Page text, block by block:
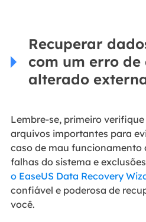
Recuperar
com um erro
alterado
Lembre-se, primeiro verifique
arquivos importantes para
caso de mau funcionamento
falhas do sistema e
o EaseUS Data Recovery
confiável e poderosa de
você.